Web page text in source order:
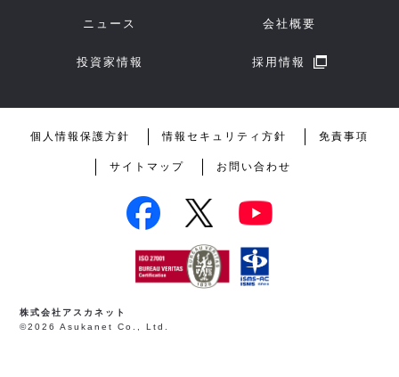
ニュース 会社概要
投資家情報 採用情報
個人情報保護方針 情報セキュリティ方針 免責事項
サイトマップ お問い合わせ
株式会社アスカネット
©2026 Asukanet Co., Ltd.